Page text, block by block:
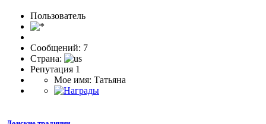
Пользователь
Сообщений: 7
Страна:
Репутация 1
Мое имя: Татьяна